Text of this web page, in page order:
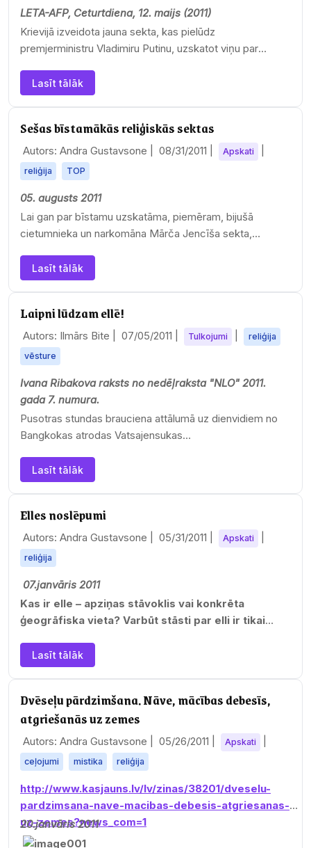
LETA-AFP, Ceturtdiena, 12. maijs (2011)
Krievijā izveidota jauna sekta, kas pielūdz
premjerministru Vladimiru Putinu, uzskatot viņu par
Lasīt tālāk
Sešas bīstamākās reliģiskās sektas
Autors: Andra Gustavsone | 08/31/2011 Apskati
reliģija TOP
05. augusts 2011
Lai gan par bīstamu uzskatāma, piemēram, bijušā
cietumnieka un narkomāna Mārča Jencīša sekta,
Lasīt tālāk
Laipni lūdzam ellē!
Autors: Ilmārs Bite | 07/05/2011 Tulkojumi
reliģija
vēsture
Ivana Ribakova raksts no nedēļraksta "NLO" 2011.
gada 7. numura.
Pusotras stundas brauciena attālumā uz dienvidiem no
Bangkokas atrodas Vatsajensukas…
Lasīt tālāk
Elles noslēpumi
Autors: Andra Gustavsone | 05/31/2011 Apskati
reliģija
07.janvāris 2011
Kas ir elle – apziņas stāvoklis vai konkrēta
ģeogrāfiska vieta? Varbūt stāsti par elli ir tikai
Lasīt tālāk
Dvēseļu pārdzimšana. Nāve, mācības debesīs,
atgriešanās uz zemes
Autors: Andra Gustavsone | 05/26/2011 Apskati
ceļojumi mistika reliģija
http://www.kasjauns.lv/lv/zinas/38201/dveselu-
pardzimsana-nave-macibas-debesis-atgriesanas-
uz-zemes?news_com=1
20.janvāris 2011